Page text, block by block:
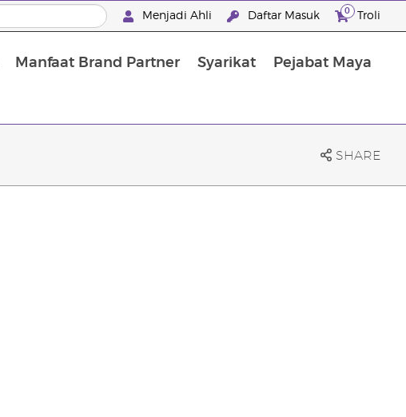
Menjadi Ahli Daftar Masuk 0 Troli
Manfaat Brand Partner Syarikat Pejabat Maya
SHARE